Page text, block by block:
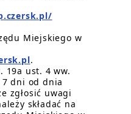
Miejskiego w
.
19a ust. 4 ww.
dni od dnia
zgłosić uwagi
składać na